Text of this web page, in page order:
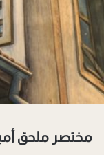
مختصر ملحق